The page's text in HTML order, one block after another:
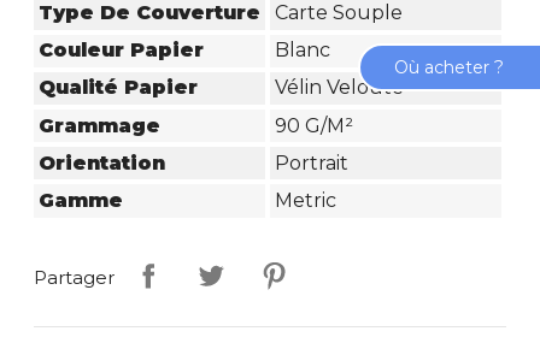
Type De Couverture
Carte Souple
Couleur Papier
Blanc
Qualité Papier
Vélin Velouté
Grammage
90 G/m²
Orientation
Portrait
Gamme
Metric
Partager
Où acheter ?